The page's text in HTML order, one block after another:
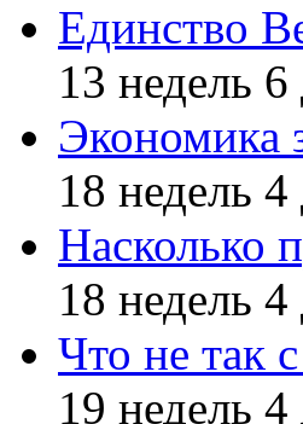
Единство
13 недель
Экономика
18 недель 4
Насколько
18 недель 4
Что не так
19 недель 4